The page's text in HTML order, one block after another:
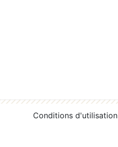
Conditions d'utilisation